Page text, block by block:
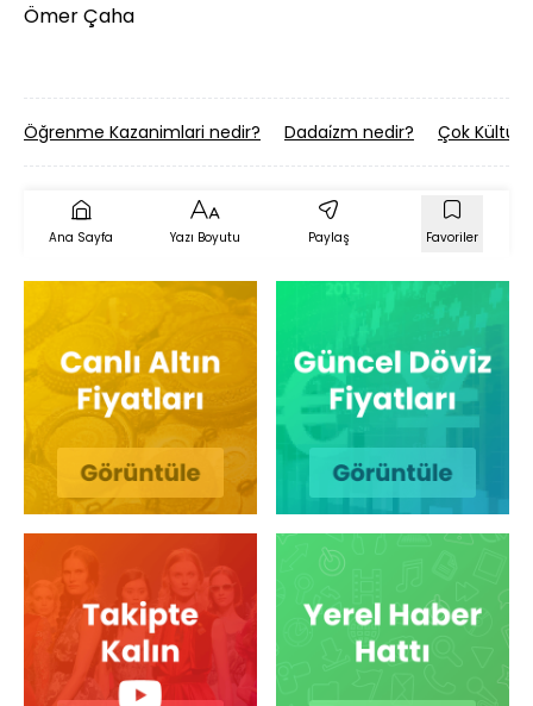
Ömer Çaha
Öğrenme Kazanimlari nedir? Dadai̇zm nedir? Çok
Ana Sayfa Yazı Boyutu Paylaş Favoriler